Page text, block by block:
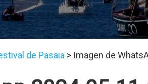
de Pasaia > Imagen de